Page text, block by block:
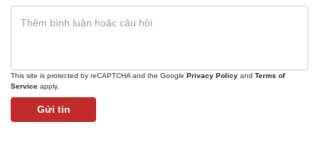
This site is protected by reCAPTCHA and the Google Privacy Policy and Terms of
Service apply.
Gửi tin